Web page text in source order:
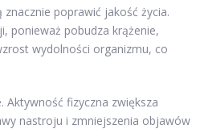
poprawić jakość życia.
ponieważ pobudza krążenie,
wydolności organizmu, co
Aktywność fizyczna zwiększa
nastroju i zmniejszenia objawów